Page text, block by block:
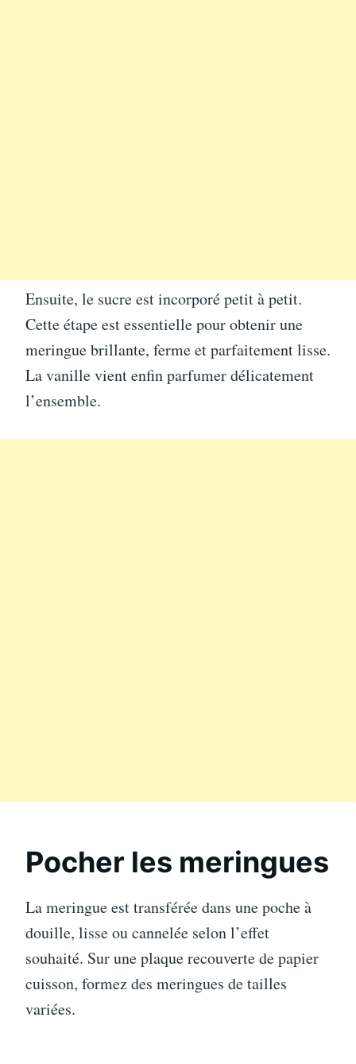
Ensuite, le sucre est incorporé petit à petit.
Cette étape est essentielle pour obtenir une
meringue brillante, ferme et parfaitement lisse.
La vanille vient enfin parfumer délicatement
l’ensemble.
Pocher les meringues
La meringue est transférée dans une poche à
douille, lisse ou cannelée selon l’effet
souhaité. Sur une plaque recouverte de papier
cuisson, formez des meringues de tailles
variées.